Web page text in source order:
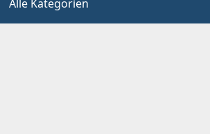
Alle Kategorien